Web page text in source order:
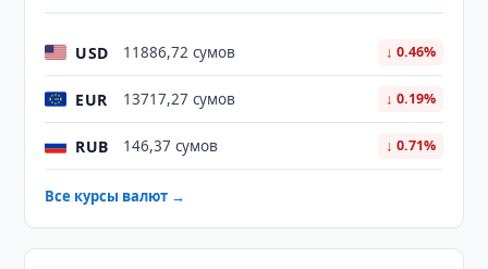
USD 11886,72 сумов ↓ 0.46%
EUR 13717,27 сумов ↓ 0.19%
RUB 146,37 сумов ↓ 0.71%
Все курсы валют →